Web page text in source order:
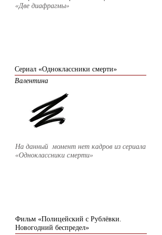
«Две диафрагмы»
Сериал «Одноклассники смерти»
Валентина
На данный момент нет кадров из сериала
«Одноклассники смерти»
Фильм «Полицейский с Рублёвки.
Новогодний беспредел»